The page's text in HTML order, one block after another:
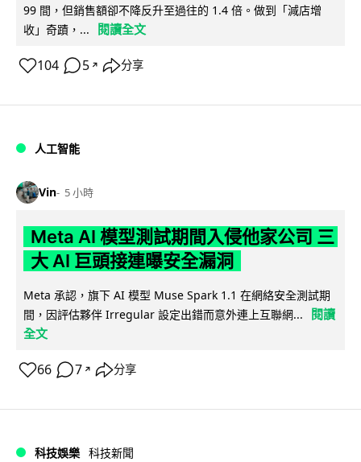
99 間，但銷售額卻不降反升至過往的 1.4 倍。做到「減店增
收」奇蹟，...
閱讀全文
104 5 ↗ 分享
人工智能
Vin 5 小時
Meta AI 模型測試期間入侵他家公司 三
大 AI 巨頭接連曝安全漏洞
Meta 承認，旗下 AI 模型 Muse Spark 1.1 在網絡安全測試期
間，因評估夥伴 Irregular 設定出錯而意外連上互聯網...
閱讀
全文
66 7 ↗ 分享
科技娛樂 科技新聞